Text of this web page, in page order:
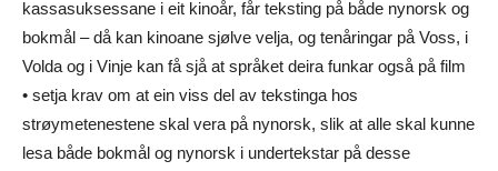
kassasuksessane i eit kinoår, får teksting på både nynorsk og
bokmål – då kan kinoane sjølve velja, og tenåringar på Voss, i
Volda og i Vinje kan få sjå at språket deira funkar også på film
• setja krav om at ein viss del av tekstinga hos
strøymetenestene skal vera på nynorsk, slik at alle skal kunne
lesa både bokmål og nynorsk i undertekstar på desse